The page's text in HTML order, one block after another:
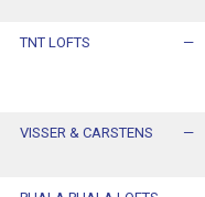
TNT LOFTS —
VISSER & CARSTENS —